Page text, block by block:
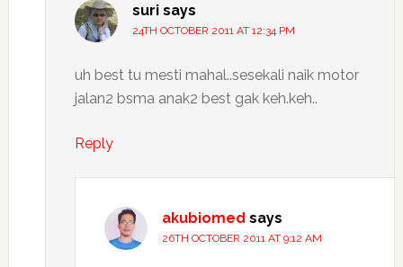
suri says
24TH OCTOBER 2011 AT 12:34 PM
uh best tu mesti mahal..sesekali naik motor
jalan2 bsma anak2 best gak keh.keh..
Reply
akubiomed says
26TH OCTOBER 2011 AT 9:12 AM